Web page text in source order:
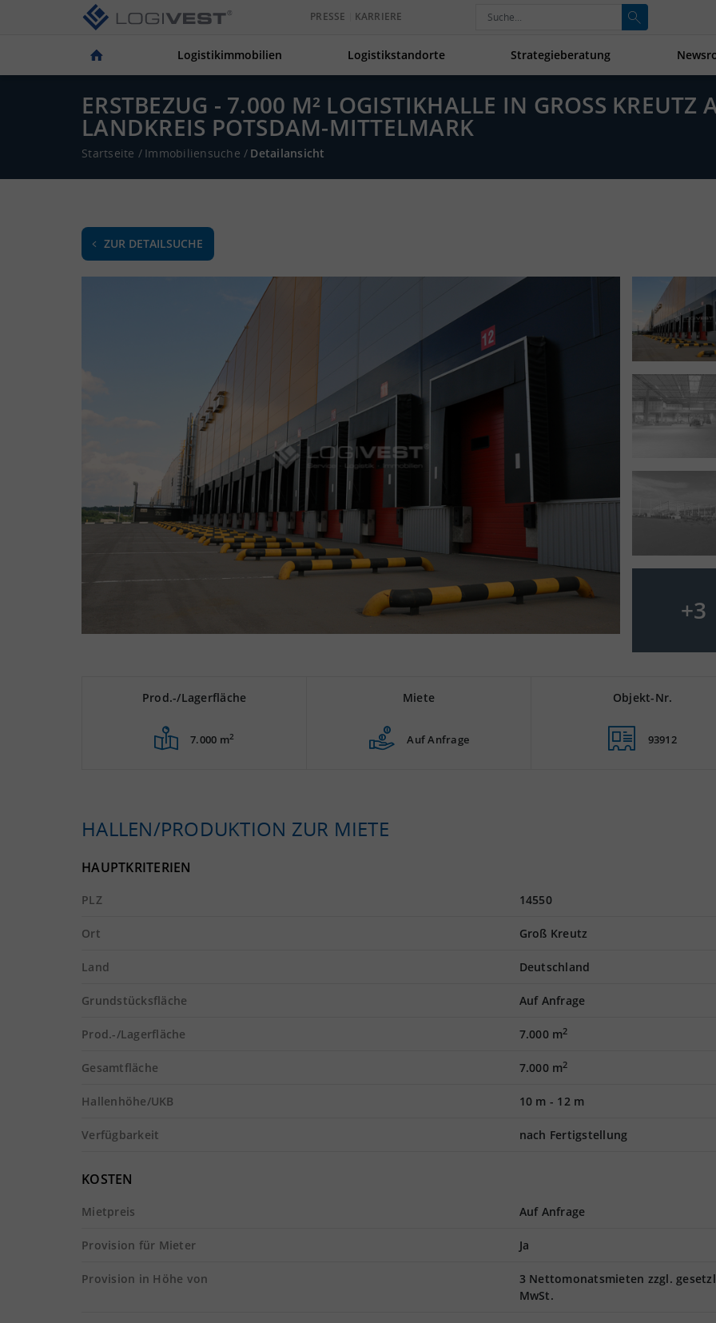
PRESSE KARRIERE
Logistikimmobilien Logistikstandorte Strategieberatung
ERSTBEZUG - 7.000 M² LOGISTIKHALLE IN GROSS KREUTZ
ANDKREIS POTSDAM-MITTELMARK
Startseite / Immobiliensuche / Detailansicht
ZUR DETAILSUCHE
+3
Prod.-/Lagerfläche
7.000 m2
Miete
Auf Anfrage
Objekt-Nr.
93912
HALLEN/PRODUKTION ZUR MIETE
HAUPTKRITERIEN
PLZ 14550
Ort Groß Kreutz
Land Deutschland
Grundstücksfläche Auf Anfrage
Prod.-/Lagerfläche 7.000 m2
Gesamtfläche 7.000 m2
Hallenhöhe/UKB 10 m - 12 m
Verfügbarkeit nach Fertigstellung
KOSTEN
Mietpreis Auf Anfrage
Provision für Mieter Ja
Provision in Höhe von
3 Nettomonatsmieten zzgl.
MwSt.